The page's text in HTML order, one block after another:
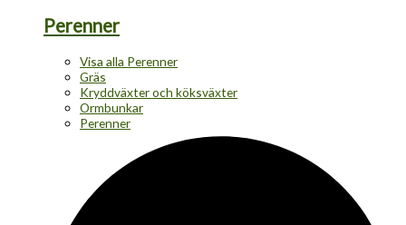
Perenner
Visa alla Perenner
Gräs
Kryddväxter och köksväxter
Ormbunkar
Perenner